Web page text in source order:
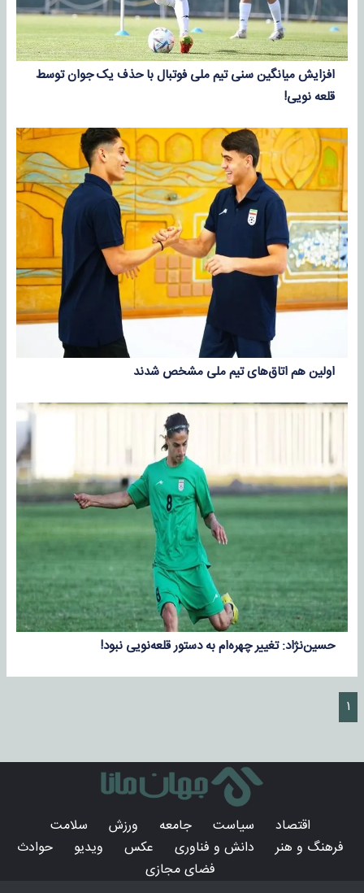
افزایش میانگین سنی تیم ملی فوتبال با حذف یک جوان توسط
قلعه نویی!
اولین هم اتاق‌های تیم ملی مشخص شدند
حسین‌نژاد: تغییر چهره‌ام به دستور قلعه‌نویی نبود!
۱
اقتصاد سیاست جامعه ورزش
سلامت
فرهنگ و هنر
دانش و فناوری عکس ویدیو
حوادث
فضای مجازی